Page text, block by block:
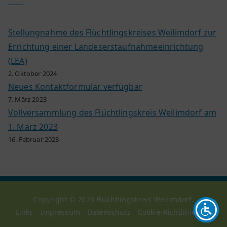
Stellungnahme des Flüchtlingskreises Weilimdorf zur
Errichtung einer Landeserstaufnahmeeinrichtung
(LEA)
2. Oktober 2024
Neues Kontaktformular verfügbar
7. März 2023
Vollversammlung des Flüchtlingskreis Weilimdorf am
1. März 2023
16. Februar 2023
Copyright © 2026 Flüchtlingskreis Weilimdorf.
Links
Impressum Datenschutz Cookie-Richtlinie (EU)